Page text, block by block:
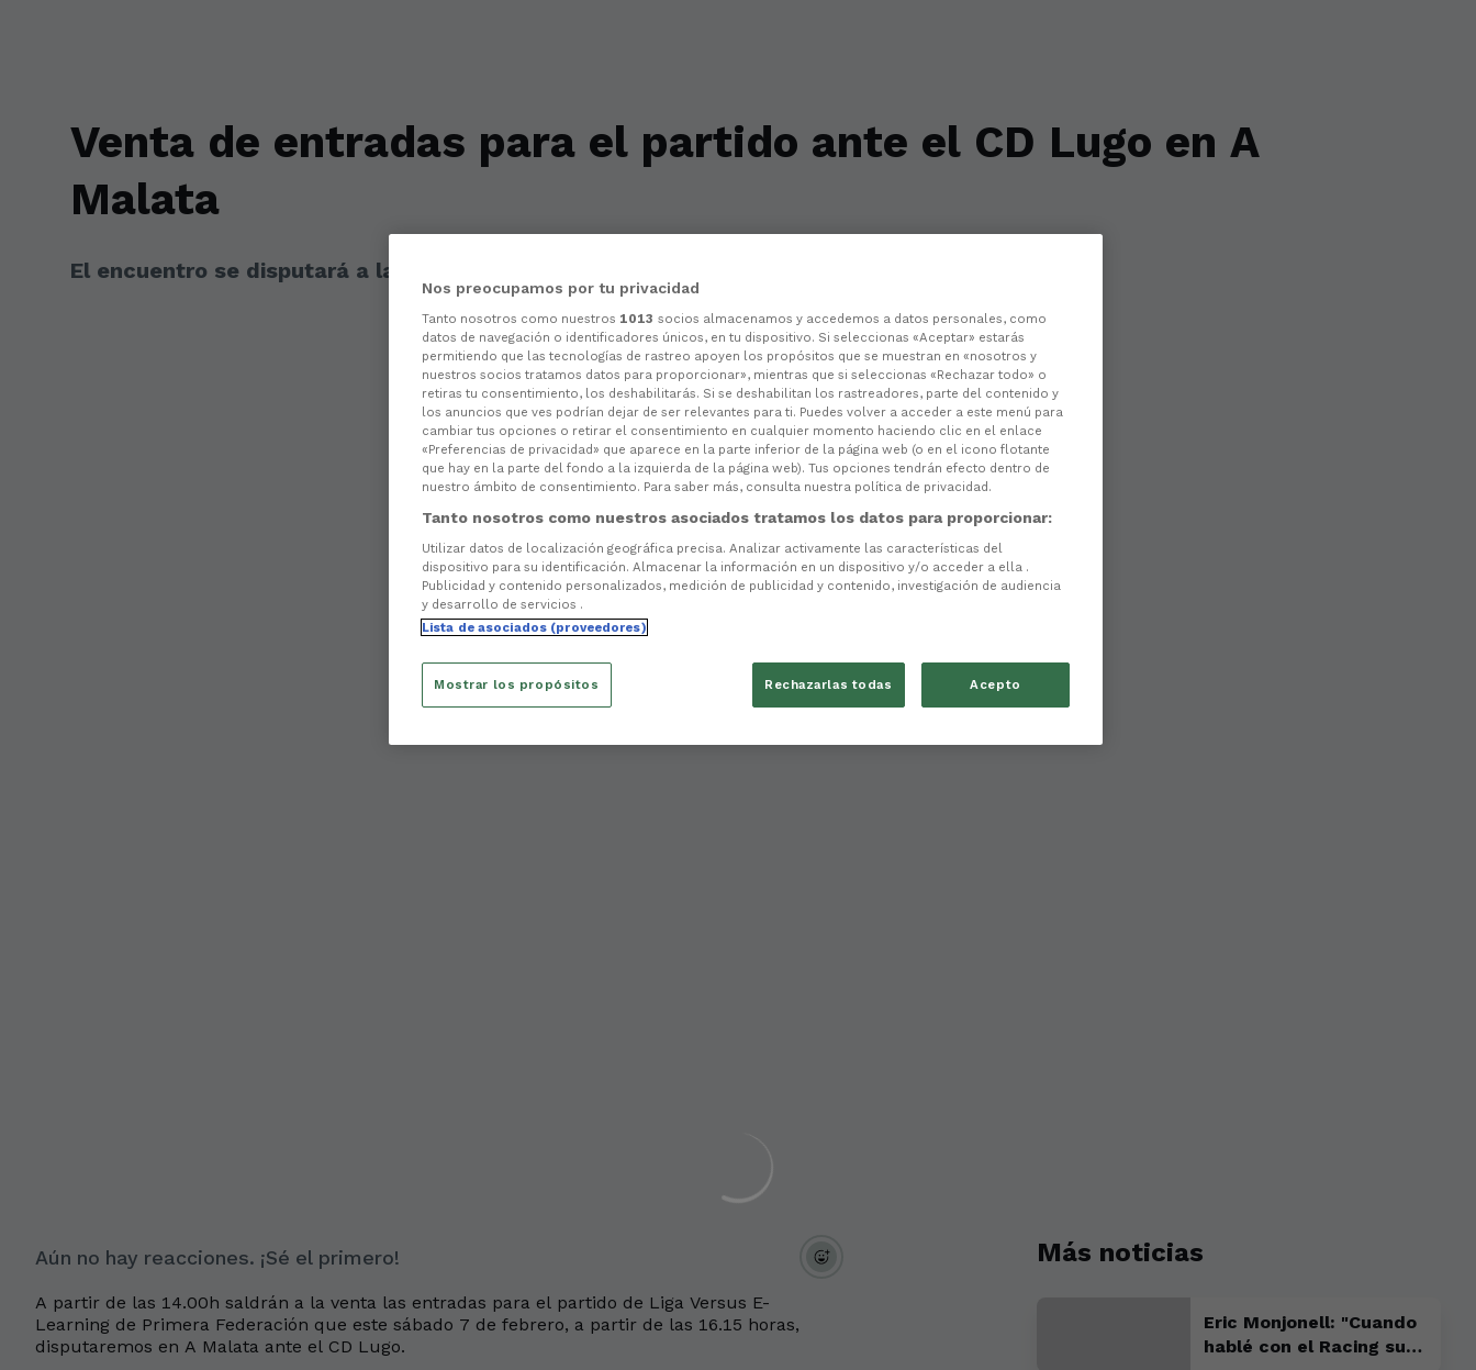
Venta de entradas para el partido ante el CD Lugo en A
Malata
El encuentro se disputará a las 16.15 horas
Aún no hay reacciones. ¡Sé el primero!
A partir de las 14.00h saldrán a la venta las entradas para el partido de Liga Versus E-
Learning de Primera Federación que este sábado 7 de febrero, a partir de las 16.15 horas,
disputaremos en A Malata ante el CD Lugo.
Más noticias
Eric Monjonell: "Cuando
hablé con el Racing supe
Nos preocupamos por tu privacidad
Tanto nosotros como nuestros 1013 socios almacenamos y accedemos a datos personales, como
datos de navegación o identificadores únicos, en tu dispositivo. Si seleccionas «Aceptar» estarás
permitiendo que las tecnologías de rastreo apoyen los propósitos que se muestran en «nosotros y
nuestros socios tratamos datos para proporcionar», mientras que si seleccionas «Rechazar todo» o
retiras tu consentimiento, los deshabilitarás. Si se deshabilitan los rastreadores, parte del contenido y
los anuncios que ves podrían dejar de ser relevantes para ti. Puedes volver a acceder a este menú para
cambiar tus opciones o retirar el consentimiento en cualquier momento haciendo clic en el enlace
«Preferencias de privacidad» que aparece en la parte inferior de la página web (o en el icono flotante
que hay en la parte del fondo a la izquierda de la página web). Tus opciones tendrán efecto dentro de
nuestro ámbito de consentimiento. Para saber más, consulta nuestra política de privacidad.
Tanto nosotros como nuestros asociados tratamos los datos para proporcionar:
Utilizar datos de localización geográfica precisa. Analizar activamente las características del
dispositivo para su identificación. Almacenar la información en un dispositivo y/o acceder a ella .
Publicidad y contenido personalizados, medición de publicidad y contenido, investigación de audiencia
y desarrollo de servicios .
Lista de asociados (proveedores)
Rechazarlas todas Acepto
Mostrar los propósitos